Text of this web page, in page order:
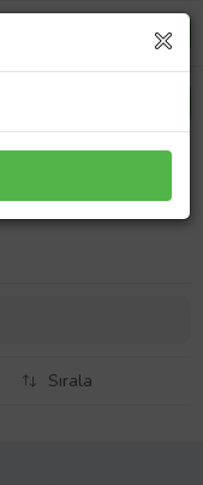
Ayar Gümüş 0,02
Kolye (Beyaz)
Sırala